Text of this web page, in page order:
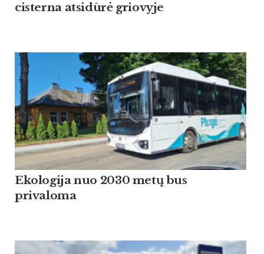
cisterna atsidūrė griovyje
Ekologija nuo 2030 metų bus
privaloma